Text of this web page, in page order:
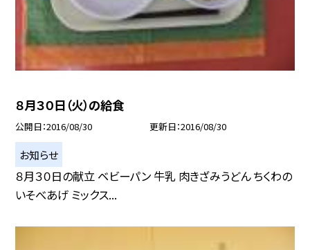
８月３０日（火）の給食
公開日 2016/08/30 更新日 2016/08/30
お知らせ
８月３０日の献立 ベビーパン 牛乳 肉きざみうどん ちくわの
いそべあげ ミックス...